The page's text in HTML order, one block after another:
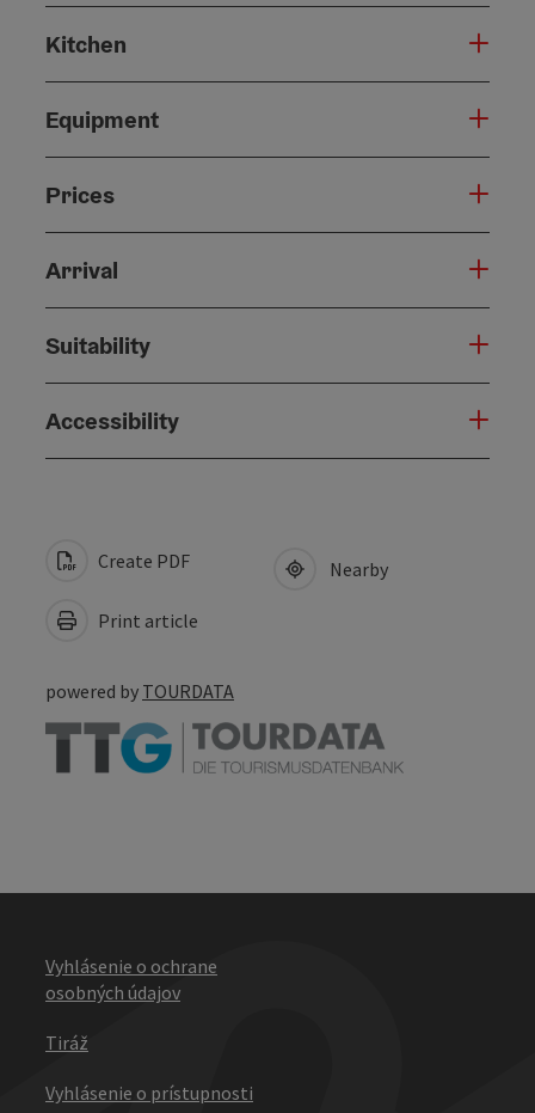
Kitchen
Equipment
Prices
Arrival
Suitability
Accessibility
Create PDF
Print article
Nearby
powered by TOURDATA
Vyhlásenie o ochrane
osobných údajov
Tiráž
Vyhlásenie o prístupnosti